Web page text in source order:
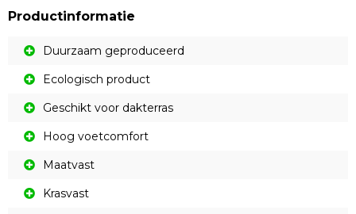
Productinformatie
Duurzaam geproduceerd
Ecologisch product
Geschikt voor dakterras
Hoog voetcomfort
Maatvast
Krasvast